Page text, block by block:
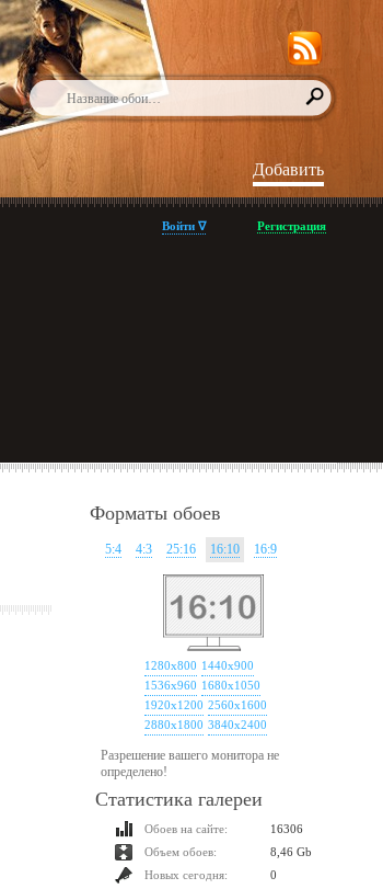
Добавить
Войти ∇ Регистрация
Форматы обоев
5:4 4:3 25:16 16:10 16:9
1280x800 1440x900
1536x960 1680x1050
1920x1200 2560x1600
2880x1800 3840x2400
Разрешение вашего монитора не
определено!
Статистика галереи
Обоев на сайте:
16306
Объем обоев:
8,46 Gb
Новых сегодня:
0